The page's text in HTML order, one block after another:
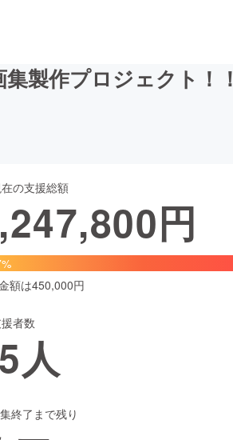
ファッション
ケア
製作プロジェクト！！
の支援総額
円
額は450,000円
者数
人
終了まで残り